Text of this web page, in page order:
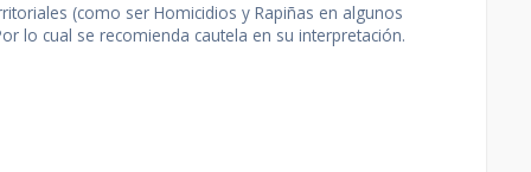
(como ser Homicidios y Rapiñas en algunos
lo cual se recomienda cautela en su interpretación.